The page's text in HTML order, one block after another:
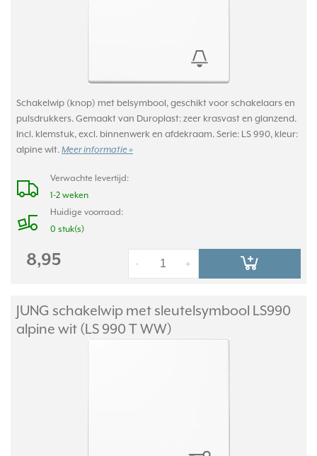
Schakelwip (knop) met belsymbool, geschikt voor schakelaars en
pulsdrukkers. Gemaakt van Duroplast: zeer krasvast en glanzend.
Incl. klemstuk, excl. binnenwerk en afdekraam. Serie: LS 990, kleur:
alpine wit. Meer informatie »
Verwachte levertijd:
1-2 weken
Huidige voorraad:
0 stuk(s)
8,95 +
-
JUNG schakelwip met sleutelsymbool LS990
alpine wit (LS 990 T WW)